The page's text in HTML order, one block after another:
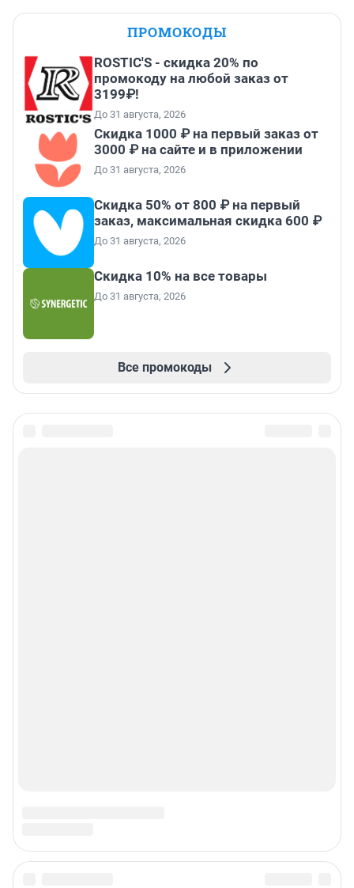
ПРОМОКОДЫ
ROSTIC'S - скидка 20% по
промокоду на любой заказ от
3199₽!
До 31 августа, 2026
Скидка 1000 ₽ на первый заказ от
3000 ₽ на сайте и в приложении
До 31 августа, 2026
Скидка 50% от 800 ₽ на первый
заказ, максимальная скидка 600 ₽
До 31 августа, 2026
Скидка 10% на все товары
До 31 августа, 2026
Все промокоды